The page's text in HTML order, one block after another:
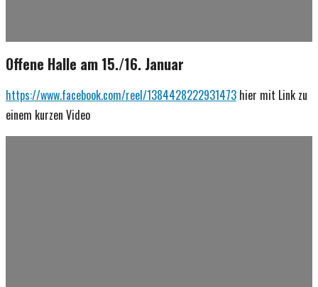
Offene Halle am 15./16. Januar
https://www.facebook.com/reel/1384428222931473 hier mit Link zu
einem kurzen Video